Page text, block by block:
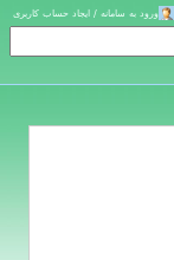
ورود به سامانه / ایجاد حساب کاربری